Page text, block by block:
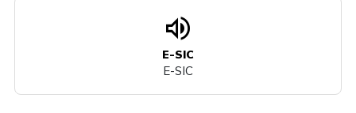
volume_up
E-SIC
E-SIC